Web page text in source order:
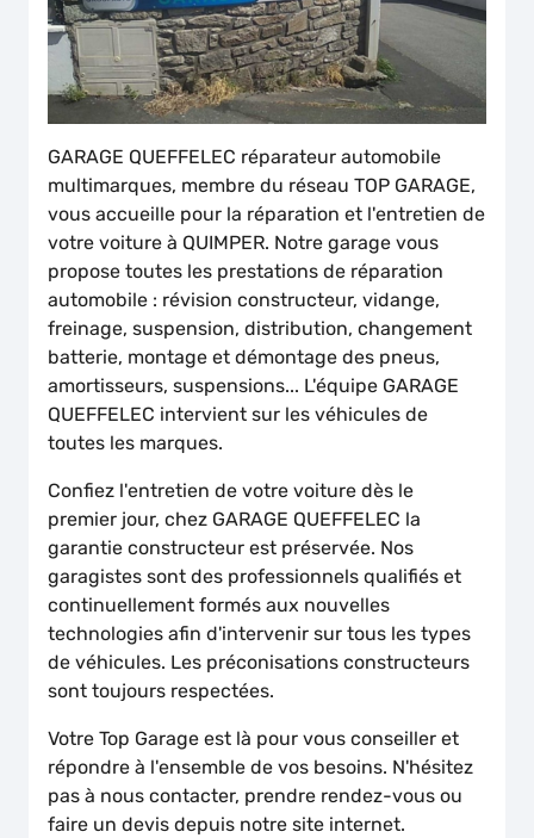
GARAGE QUEFFELEC réparateur automobile
multimarques, membre du réseau TOP GARAGE,
vous accueille pour la réparation et l'entretien de
votre voiture à QUIMPER. Notre garage vous
propose toutes les prestations de réparation
automobile : révision constructeur, vidange,
freinage, suspension, distribution, changement
batterie, montage et démontage des pneus,
amortisseurs, suspensions... L'équipe GARAGE
QUEFFELEC intervient sur les véhicules de
toutes les marques.
Confiez l'entretien de votre voiture dès le
premier jour, chez GARAGE QUEFFELEC la
garantie constructeur est préservée. Nos
garagistes sont des professionnels qualifiés et
continuellement formés aux nouvelles
technologies afin d'intervenir sur tous les types
de véhicules. Les préconisations constructeurs
sont toujours respectées.
Votre Top Garage est là pour vous conseiller et
répondre à l'ensemble de vos besoins. N'hésitez
pas à nous contacter, prendre rendez-vous ou
faire un devis depuis notre site internet.